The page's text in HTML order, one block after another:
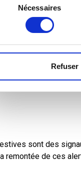
Nécessaires
Refuser
les
sont des
remontée de ces